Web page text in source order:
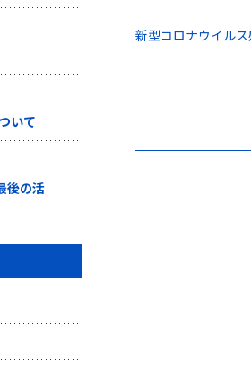
新型コロナウイル
いて
後の活